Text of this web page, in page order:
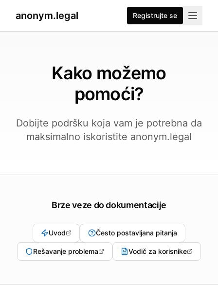
anonym.legal Registrujte se
Kako možemo
pomoći?
Dobijte podršku koja vam je potrebna da
maksimalno iskoristite anonym.legal
Brze veze do dokumentacije
Uvod Često postavljana pitanja
Rešavanje problema Vodič za korisnike